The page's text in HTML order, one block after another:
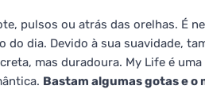
pulsos ou atrás das orelhas. É
dia. Devido à sua suavidade,
mas duradoura. My Life é
Bastam algumas gotas e o